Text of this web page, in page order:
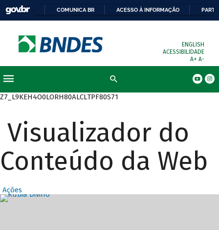
COMUNICA BR ACESSO À INFORMAÇÃO
ENGLISH
ACESSIBILIDADE
A+ A-
Z7_L9KEH4O0LORH80ALCLTPF80S71
Visualizador do
Conteúdo da Web
Ações
Destaques